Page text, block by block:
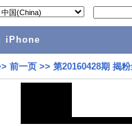
iPhone
前一页 >> 第20160428期 揭